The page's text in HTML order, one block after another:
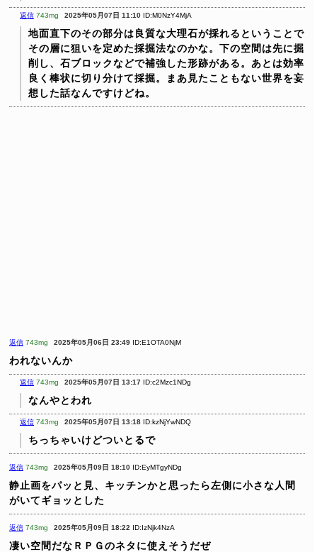
返信 743mg 2025年05月07日 11:10 ID:M0NzY4MjA
地面直下のその部分は良質な大理石が採れるということで
その層に狙いを定めた採掘法なのかな。下の空間は先に掘
削し、石ブロックなどで補強した形跡がある。あとは効率
良く棒状に切り分けて採掘。まあ見たこともない世界を妄
想した話なんですけどね。
返信 743mg 2025年05月06日 23:49 ID:E1OTA0NjM
われないんか
返信 743mg 2025年05月07日 13:17 ID:c2Mzc1NDg
なんやとわれ
返信 743mg 2025年05月07日 13:18 ID:kzNjYwNDQ
ちっちゃいけどついとるで
返信 743mg 2025年05月09日 18:10 ID:EyMTgyNDg
静止画をパッと見、キッチンかと思ったら左側に小さな人間
がいてギョッとした
返信 743mg 2025年05月09日 18:22 ID:IzNjk4NzA
凄い空間だなＲＰＧのネタに使えそうだぜ